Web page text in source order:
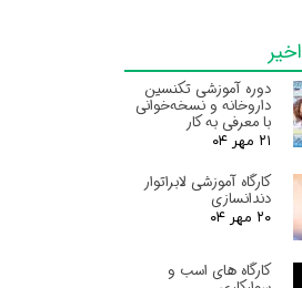
اخیر
دوره آموزشی تکنسین
داروخانه و نسخه‌خوانی
با معرفی به کار
۲۱ مهر ۰۴
کارگاه آموزشی لابراتوار
دندانسازی
۲۰ مهر ۰۴
کارگاه های اسب و